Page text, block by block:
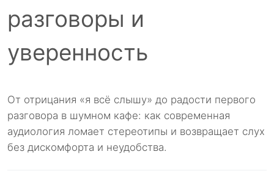
разговоры и
уверенность
От отрицания «я всё слышу» до радости первого
разговора в шумном кафе: как современная
аудиология ломает стереотипы и возвращает слух
без дискомфорта и неудобства.